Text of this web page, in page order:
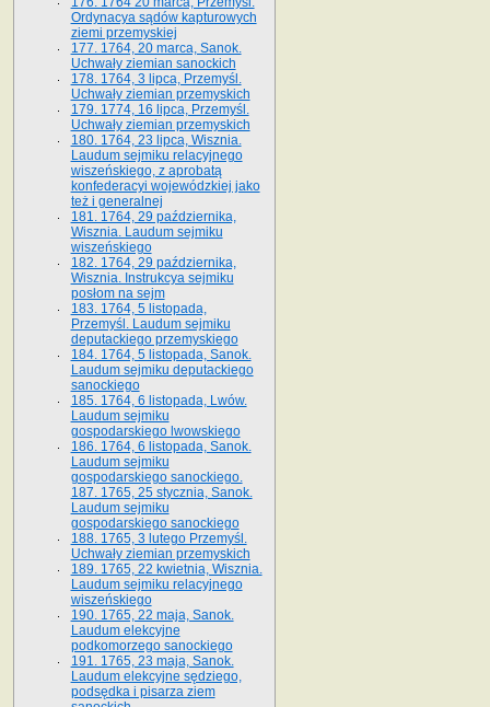
Ordynacya sądów kapturowych
ziemi przemyskiej
177. 1764, 20 marca, Sanok.
Uchwały ziemian sanockich
178. 1764, 3 lipca, Przemyśl.
Uchwały ziemian przemyskich
179. 1774, 16 lipca, Przemyśl.
Uchwały ziemian przemyskich
180. 1764, 23 lipca, Wisznia.
Laudum sejmiku relacyjnego
wiszeńskiego, z aprobatą
konfederacyi wojewódzkiej jako
też i generalnej
181. 1764, 29 października,
Wisznia. Laudum sejmiku
wiszeńskiego
182. 1764, 29 października,
Wisznia. Instrukcya sejmiku
posłom na sejm
183. 1764, 5 listopada,
Przemyśl. Laudum sejmiku
deputackiego przemyskiego
184. 1764, 5 listopada, Sanok.
Laudum sejmiku deputackiego
sanockiego
185. 1764, 6 listopada, Lwów.
Laudum sejmiku
gospodarskiego lwowskiego
186. 1764, 6 listopada, Sanok.
Laudum sejmiku
gospodarskiego sanockiego.
187. 1765, 25 stycznia, Sanok.
Laudum sejmiku
gospodarskiego sanockiego
188. 1765, 3 lutego Przemyśl.
Uchwały ziemian przemyskich
189. 1765, 22 kwietnia, Wisznia.
Laudum sejmiku relacyjnego
wiszeńskiego
190. 1765, 22 maja, Sanok.
Laudum elekcyjne
podkomorzego sanockiego
191. 1765, 23 maja, Sanok.
Laudum elekcyjne sędziego,
podsędka i pisarza ziem